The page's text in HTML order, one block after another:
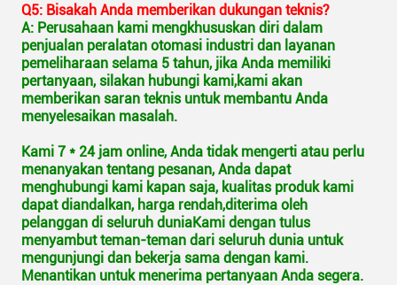
Q5: Bisakah Anda memberikan dukungan teknis?
A: Perusahaan kami mengkhususkan diri dalam
penjualan peralatan otomasi industri dan layanan
pemeliharaan selama 5 tahun, jika Anda memiliki
pertanyaan, silakan hubungi kami,kami akan
memberikan saran teknis untuk membantu Anda
menyelesaikan masalah.
Kami 7 * 24 jam online, Anda tidak mengerti atau perlu
menanyakan tentang pesanan, Anda dapat
menghubungi kami kapan saja, kualitas produk kami
dapat diandalkan, harga rendah,diterima oleh
pelanggan di seluruh duniaKami dengan tulus
menyambut teman-teman dari seluruh dunia untuk
mengunjungi dan bekerja sama dengan kami.
Menantikan untuk menerima pertanyaan Anda segera.